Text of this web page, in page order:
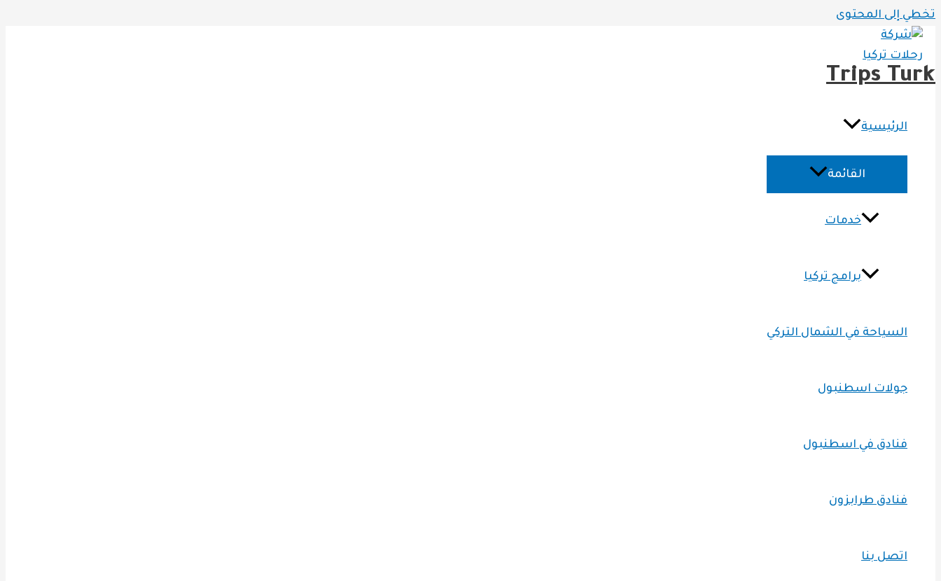
تخطي إلى المحتوى
Trips Turk
الرئيسية
القائمة
خدمات
برامج تركيا
السياحة في الشمال التركي
جولات اسطنبول
فنادق في اسطنبول
فنادق طرابزون
اتصل بنا